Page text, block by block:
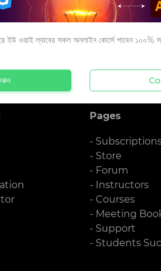
Pages
-
- Store
- Forum
- Instructors
- Courses
- Meeting
- Support
- Students
ইউ ওয়াই ল্যাবের সকল অনলাইন কোর্সে পাবেন ১০০%